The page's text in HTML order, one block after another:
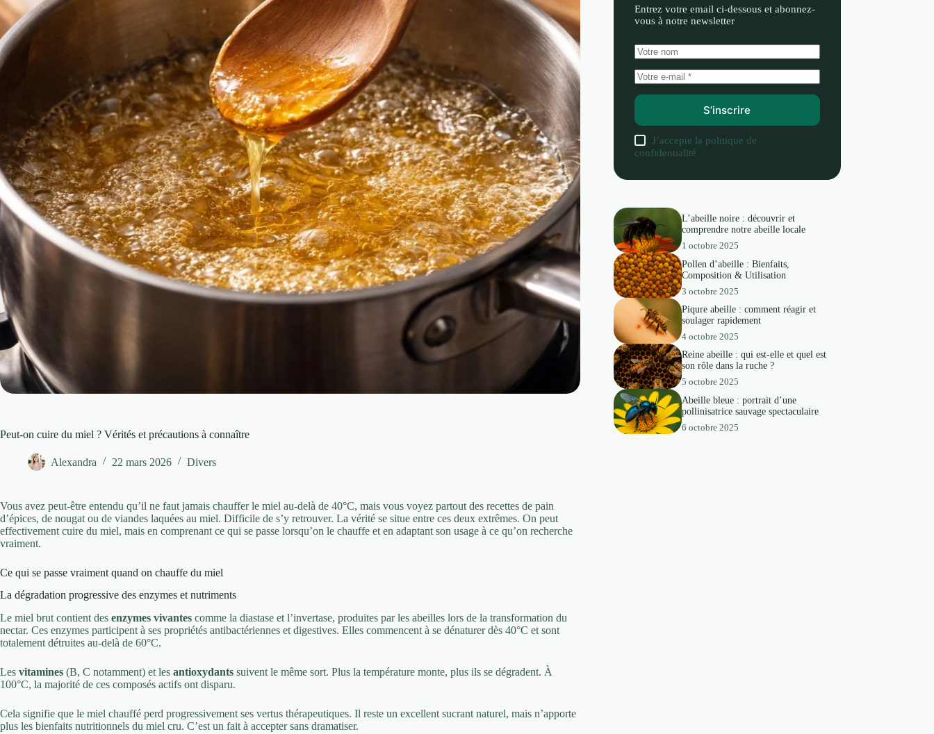
Peut-on cuire du miel ? Vérités et précautions à connaître
Alexandra 22 mars 2026 Divers
Vous avez peut-être entendu qu’il ne faut jamais chauffer le miel au-delà de 40°C, mais vous voyez partout des recettes de pain
d’épices, de nougat ou de viandes laquées au miel. Difficile de s’y retrouver. La vérité se situe entre ces deux extrêmes. On peut
effectivement cuire du miel, mais en comprenant ce qui se passe lorsqu’on le chauffe et en adaptant son usage à ce qu’on recherche
vraiment.
Ce qui se passe vraiment quand on chauffe du miel
La dégradation progressive des enzymes et nutriments
Le miel brut contient des enzymes vivantes comme la diastase et l’invertase, produites par les abeilles lors de la transformation du
nectar. Ces enzymes participent à ses propriétés antibactériennes et digestives. Elles commencent à se dénaturer dès 40°C et sont
totalement détruites au-delà de 60°C.
Les vitamines (B, C notamment) et les antioxydants suivent le même sort. Plus la température monte, plus ils se dégradent. À
100°C, la majorité de ces composés actifs ont disparu.
Cela signifie que le miel chauffé perd progressivement ses vertus thérapeutiques. Il reste un excellent sucrant naturel, mais n’apporte
plus les bienfaits nutritionnels du miel cru. C’est un fait à accepter sans dramatiser.
Entrez votre email ci-dessous et abonnez-
vous à notre newsletter
S’inscrire
J’accepte la politique de
confidentialité
L’abeille noire : découvrir et
comprendre notre abeille locale
1 octobre 2025
Pollen d’abeille : Bienfaits,
Composition & Utilisation
3 octobre 2025
Piqure abeille : comment réagir et
soulager rapidement
4 octobre 2025
Reine abeille : qui est-elle et quel est
son rôle dans la ruche ?
5 octobre 2025
Abeille bleue : portrait d’une
pollinisatrice sauvage spectaculaire
6 octobre 2025